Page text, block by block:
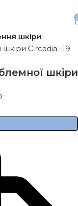
шкіри
шкіри